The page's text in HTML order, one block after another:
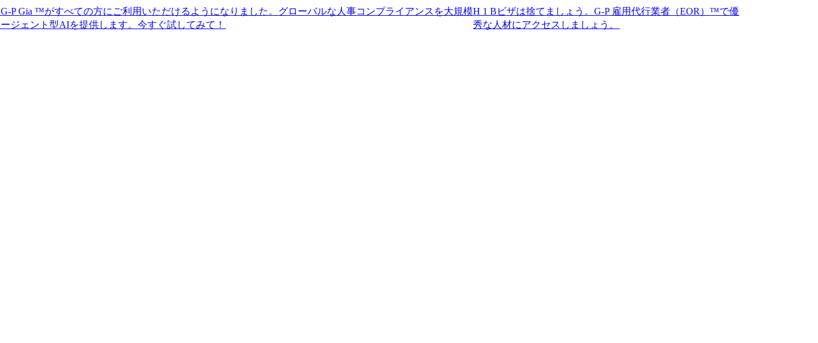
すべての方にご利用いただけるようになりました。グローバルな人事コンプライアンスを大規模
AIを提供します。今すぐ試してみて！​​
H 1 Bビザは捨てましょう。G-P 雇用代行業者（EOR）™で優
秀な人材にアクセスしましょう。​​